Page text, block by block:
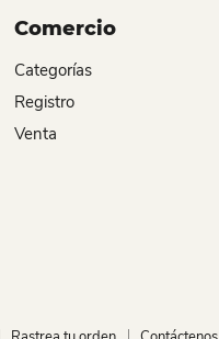
LinkedIn
en Pinterest
en TikTok
Comercio
Categorías
Registro
Venta